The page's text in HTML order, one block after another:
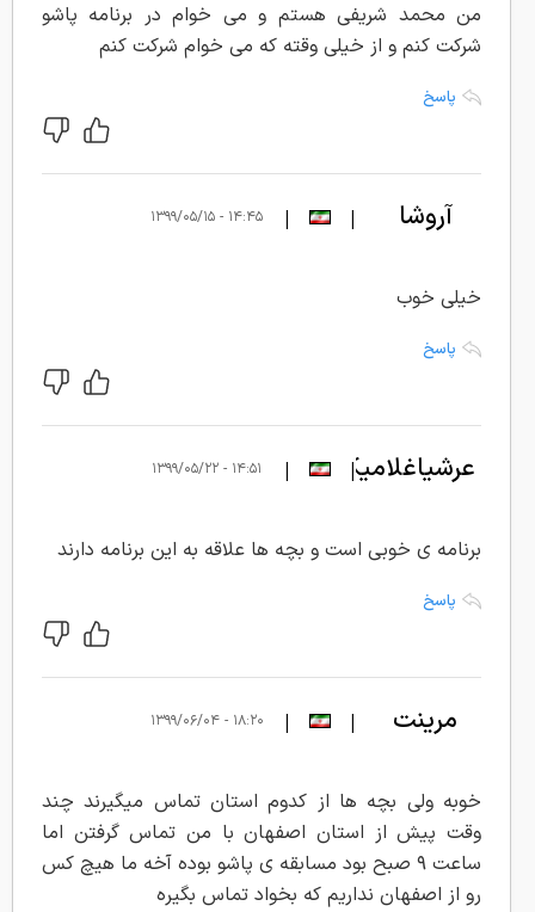
من محمد شریفی هستم و می خوام در برنامه پاشو
شرکت کنم و از خیلی وقته که می خوام شرکت کنم
پاسخ
آروشا |
| ۱۴:۴۵ - ۱۳۹۹/۰۵/۱۵
خیلی خوب
پاسخ
عرشیاغلامیکیا
|
| ۱۴:۵۱ - ۱۳۹۹/۰۵/۲۲
برنامه ی خوبی است و بچه ها علاقه به این برنامه دارند
پاسخ
مرینت |
| ۱۸:۲۰ - ۱۳۹۹/۰۶/۰۴
خوبه ولی بچه ها از کدوم استان تماس میگیرند چند
وقت پیش از استان اصفهان با من تماس گرفتن اما
ساعت ۹ صبح بود مسابقه ی پاشو بوده آخه ما هیچ کس
رو از اصفهان نداریم که بخواد تماس بگیره